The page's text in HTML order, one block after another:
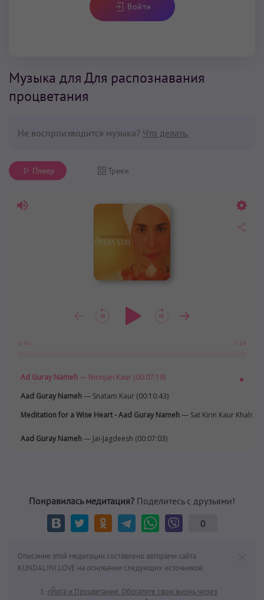
Войти
Музыка для Для распознавания
процветания
Не воспроизводится музыка? Что делать.
Плеер Треки
0:00 7:19
Ad Guray Nameh— Nirinjan Kaur (00:07:19)
Aad Guray Nameh— Snatam Kaur (00:10:43)
Meditation for a Wise Heart - Aad Guray Nameh— Sat Kirin Kaur Khalsa
Aad Guray Nameh— Jai-Jagdeesh (00:07:03)
Понравилась медитация? Поделитесь с друзьями!
0
Описание этой медитации составлено авторами сайта
KUNDALINI.LOVE на основании следующих источников:
«Йога и Процветание. Обогатите свою жизнь через